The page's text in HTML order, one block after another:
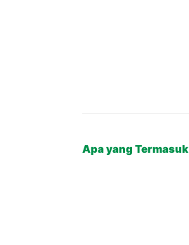
Apa yang Termasuk